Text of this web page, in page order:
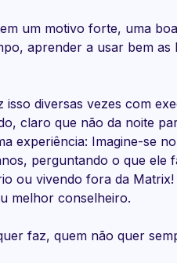
um motivo forte, uma
aprender a usar bem
isso diversas vezes com
claro que não da noite
experiência: Imagine-se
perguntando o que ele
ou vivendo fora da
melhor conselheiro.
faz, quem não quer